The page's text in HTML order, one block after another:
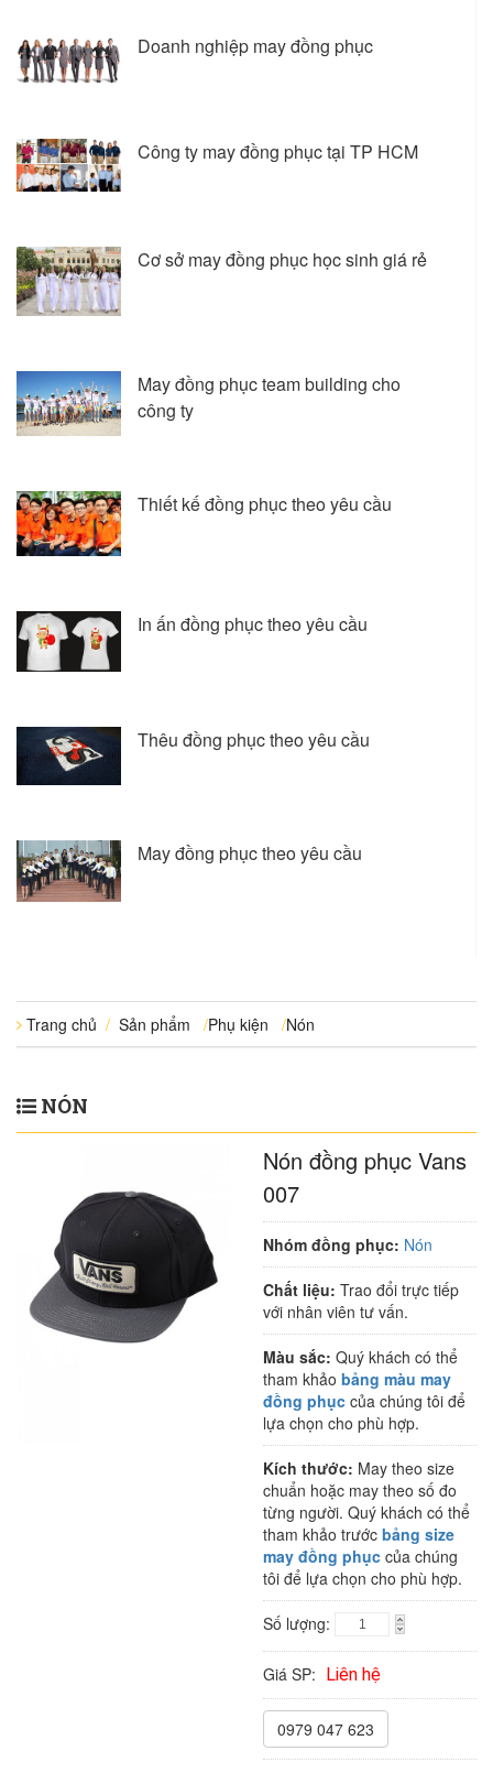
Doanh nghiệp may đồng phục
Công ty may đồng phục tại TP HCM
Cơ sở may đồng phục học sinh giá rẻ
May đồng phục team building cho
công ty
Thiết kế đồng phục theo yêu cầu
In ấn đồng phục theo yêu cầu
Thêu đồng phục theo yêu cầu
May đồng phục theo yêu cầu
Trang chủ / Sản phẩm /Phụ kiện /Nón
NÓN
Nón đồng phục Vans
007
Nhóm đồng phục: Nón
Chất liệu: Trao đổi trực tiếp
với nhân viên tư vấn.
Màu sắc: Quý khách có thể
tham khảo bảng màu may
đồng phục của chúng tôi để
lựa chọn cho phù hợp.
Kích thước: May theo size
chuẩn hoặc may theo số đo
từng người. Quý khách có thể
tham khảo trước bảng size
may đồng phục của chúng
tôi để lựa chọn cho phù hợp.
Số lượng:
Giá SP: Liên hệ
0979 047 623